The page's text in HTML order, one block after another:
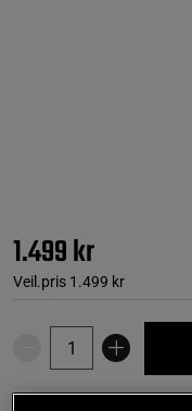
1.499 kr
Veil.pris 1.499 kr